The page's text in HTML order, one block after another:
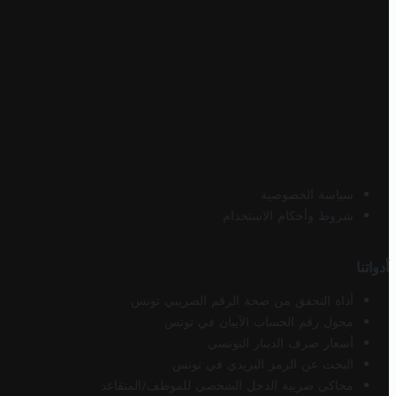
سياسة الخصوصية
شروط وأحكام الاستخدام
أدواتنا
أداة التحقق من صحة الرقم الضريبي تونس
محول رقم الحساب الآيبان في تونس
أسعار صرف الدينار التونسي
البحث عن الرمز البريدي في تونس
محاكي ضريبة الدخل الشخصي للموظف/المتقاعد